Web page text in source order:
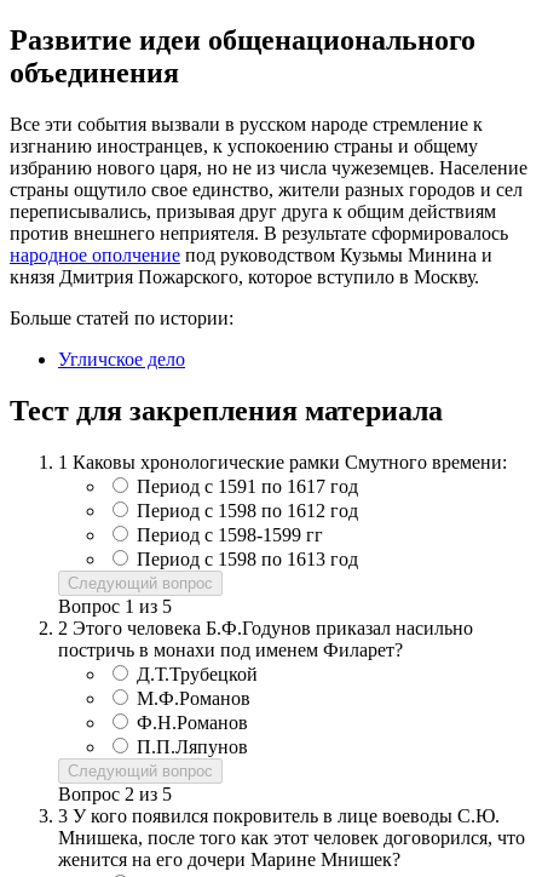
Развитие идеи общенационального
объединения
Все эти события вызвали в русском народе стремление к
изгнанию иностранцев, к успокоению страны и общему
избранию нового царя, но не из числа чужеземцев. Население
страны ощутило свое единство, жители разных городов и сел
переписывались, призывая друг друга к общим действиям
против внешнего неприятеля. В результате сформировалось
народное ополчение под руководством Кузьмы Минина и
князя Дмитрия Пожарского, которое вступило в Москву.
Больше статей по истории:
Угличское дело
Тест для закрепления материала
1 Каковы хронологические рамки Смутного времени:
Период с 1591 по 1617 год
Период с 1598 по 1612 год
Период с 1598-1599 гг
Период с 1598 по 1613 год
Следующий вопрос
Вопрос 1 из 5
2 Этого человека Б.Ф.Годунов приказал насильно
постричь в монахи под именем Филарет?
Д.Т.Трубецкой
М.Ф.Романов
Ф.Н.Романов
П.П.Ляпунов
Следующий вопрос
Вопрос 2 из 5
3 У кого появился покровитель в лице воеводы С.Ю.
Мнишека, после того как этот человек договорился, что
женится на его дочери Марине Мнишек?